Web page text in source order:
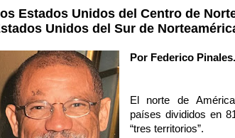
Estados Unidos del Centro de
Unidos del Sur de
Por Federico Pinales.
El norte de
países divididos en
“tres territorios”.